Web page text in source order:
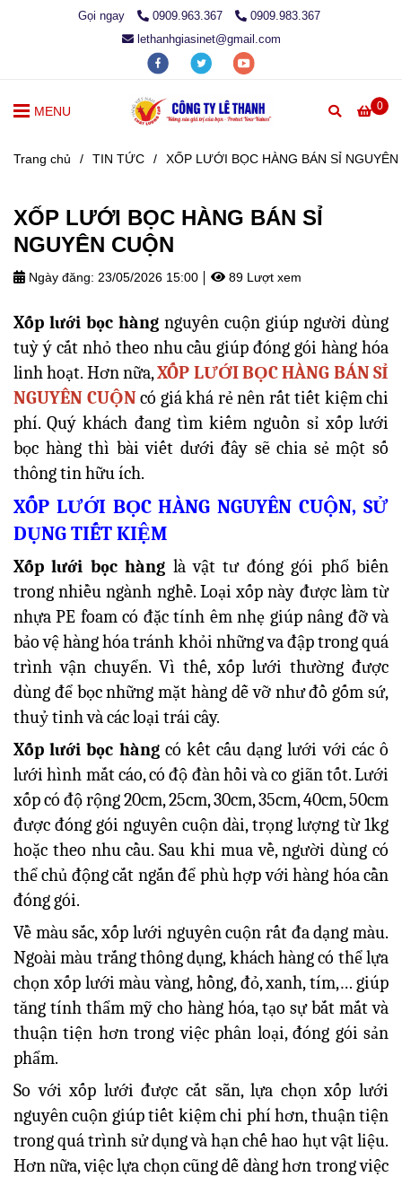
Gọi ngay 0909.963.367
0909.983.367
lethanhgiasinet@gmail.com
0
MENU
Trang chủ / TIN TỨC / XỐP LƯỚI BỌC HÀNG BÁN SỈ NGUYÊN
XỐP LƯỚI BỌC HÀNG BÁN SỈ
NGUYÊN CUỘN
Ngày đăng: 23/05/2026 15:00 89 Lượt xem
Xốp lưới bọc hàng nguyên cuộn giúp người dùng
tuỳ ý cắt nhỏ theo nhu cầu giúp đóng gói hàng hóa
linh hoạt. Hơn nữa,XỐP LƯỚI BỌC HÀNG BÁN SỈ
NGUYÊN CUỘNcó giá khá rẻ nên rất tiết kiệm chi
phí. Quý khách đang tìm kiếm nguồn sỉ xốp lưới
bọc hàng thì bài viết dưới đây sẽ chia sẻ một số
thông tin hữu ích.
XỐP LƯỚI BỌC HÀNG NGUYÊN CUỘN, SỬ
DỤNG TIẾT KIỆM
Xốp lưới bọc hàng là vật tư đóng gói phổ biến
trong nhiều ngành nghề. Loại xốp này được làm từ
nhựa PE foam có đặc tính êm nhẹ giúp nâng đỡ và
bảo vệ hàng hóa tránh khỏi những va đập trong quá
trình vận chuyển. Vì thế, xốp lưới thường được
dùng để bọc những mặt hàng dễ vỡ như đồ gốm sứ,
thuỷ tinh và các loại trái cây.
Xốp lưới bọc hàng có kết cấu dạng lưới với các ô
lưới hình mắt cáo, có độ đàn hồi và co giãn tốt. Lưới
xốp có độ rộng 20cm, 25cm, 30cm, 35cm, 40cm, 50cm
được đóng gói nguyên cuộn dài, trọng lượng từ 1kg
hoặc theo nhu cầu. Sau khi mua về, người dùng có
thể chủ động cắt ngắn để phù hợp với hàng hóa cần
đóng gói.
Về màu sắc, xốp lưới nguyên cuộn rất đa dạng màu.
Ngoài màu trắng thông dụng, khách hàng có thể lựa
chọn xốp lưới màu vàng, hồng, đỏ, xanh, tím,… giúp
tăng tính thẩm mỹ cho hàng hóa, tạo sự bắt mắt và
thuận tiện hơn trong việc phân loại, đóng gói sản
phẩm.
So với xốp lưới được cắt sẵn, lựa chọn xốp lưới
nguyên cuộn giúp tiết kiệm chi phí hơn, thuận tiện
trong quá trình sử dụng và hạn chế hao hụt vật liệu.
Hơn nữa, việc lựa chọn cũng dễ dàng hơn trong việc